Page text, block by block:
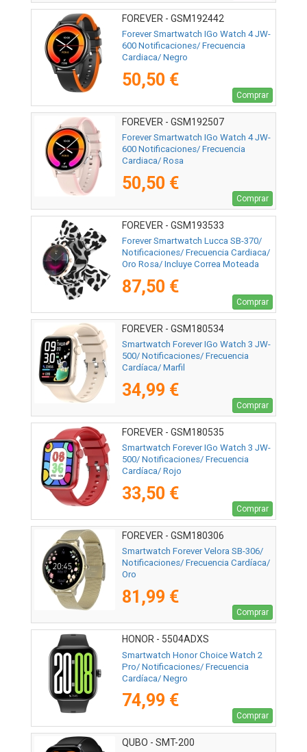
FOREVER - GSM192442
Forever Smartwatch IGo Watch 4 JW-
600 Notificaciones/ Frecuencia
Cardiaca/ Negro
50,50 €
Comprar
FOREVER - GSM192507
Forever Smartwatch IGo Watch 4 JW-
600 Notificaciones/ Frecuencia
Cardiaca/ Rosa
50,50 €
Comprar
FOREVER - GSM193533
Forever Smartwatch Lucca SB-370/
Notificaciones/ Frecuencia Cardiaca/
Oro Rosa/ Incluye Correa Moteada
87,50 €
Comprar
FOREVER - GSM180534
Smartwatch Forever IGo Watch 3 JW-
500/ Notificaciones/ Frecuencia
Cardíaca/ Marfil
34,99 €
Comprar
FOREVER - GSM180535
Smartwatch Forever IGo Watch 3 JW-
500/ Notificaciones/ Frecuencia
Cardíaca/ Rojo
33,50 €
Comprar
FOREVER - GSM180306
Smartwatch Forever Velora SB-306/
Notificaciones/ Frecuencia Cardíaca/
Oro
81,99 €
Comprar
HONOR - 5504ADXS
Smartwatch Honor Choice Watch 2
Pro/ Notificaciones/ Frecuencia
Cardíaca/ Negro
74,99 €
Comprar
QUBO - SMT-200